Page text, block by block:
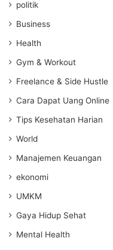
politik
Business
Health
Gym & Workout
Freelance & Side Hustle
Cara Dapat Uang Online
Tips Kesehatan Harian
World
Manajemen Keuangan
ekonomi
UMKM
Gaya Hidup Sehat
Mental Health